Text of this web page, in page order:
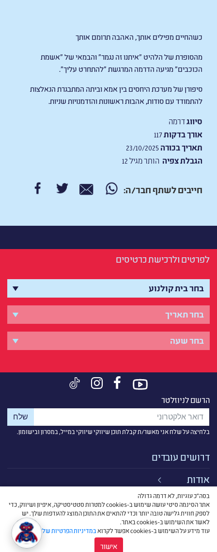
כשהחיים מפילים אותך, האהבה תרומם אותך
מהסופרת של הלהיט "איתנו זה נגמר" והבמאי של "אשמת
הכוכבים" מגיעה הדרמה המרגשת "להתחרט עליך".
סיפורן של מערכת היחסים בין אמא וביתה המתבגרת הנאלצות
להתמודד עם סודות, אהבות ראשונות והזדמנויות שניות.
סיווגדרמה
אורך בדקות
תאריך בכורה
הגבלת צפיה הותר מגיל 12
חייבים לשתף חבר/ה:
לפרטים ולרכישת כרטיסים
הרשם לניוזלטר
בלחיצה על שלח אני מאשר/ת קבלת תוכן שיווקי שיווקי במייל, במסרון ובישומון.
דרושים עובדים
אודות
קישורים
תנאי שימוש
בסה״כ עוגיות, לא דרמה גדולה
אתר הסינמה סיטי עושה שימוש ב-cookies למטרות סטטיסטיקה, איפיון ושיווק, כדי
לספק חווית גלישה טובה יותר וכדי להתאים את התוכן המוצג להעדפות שלך. יש
לאשר את השימוש ב-cookies באתר.
עוד מידע על השימוש ב-cookies אפשר לקרוא
במדיניות הפרטיות שלנו
אישור